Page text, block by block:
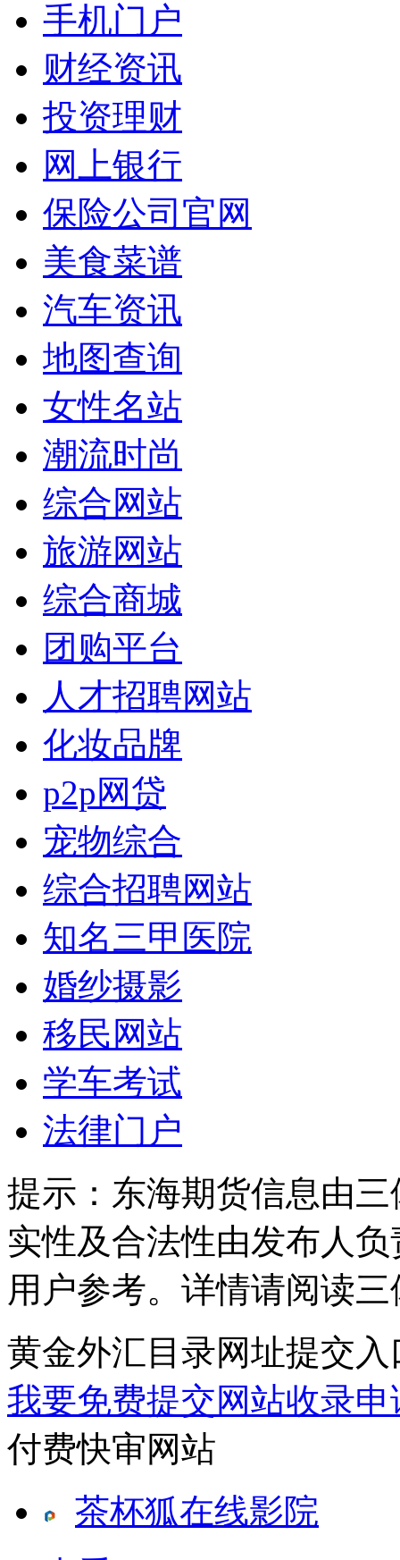
手机门户
财经资讯
投资理财
网上银行
保险公司官网
美食菜谱
汽车资讯
地图查询
女性名站
潮流时尚
综合网站
旅游网站
综合商城
团购平台
人才招聘网站
化妆品牌
p2p网贷
宠物综合
综合招聘网站
知名三甲医院
婚纱摄影
移民网站
学车考试
法律门户
提示： 东海期货信息由
实性及合法性由发布人
用户参考。详情请阅读
黄金外汇目录网址提交入
我要免费提交网站收录申
付费快审网站
茶杯狐在线影院